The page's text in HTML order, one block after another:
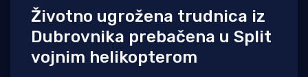
Životno ugrožena trudnica iz
Dubrovnika prebačena u Split
vojnim helikopterom